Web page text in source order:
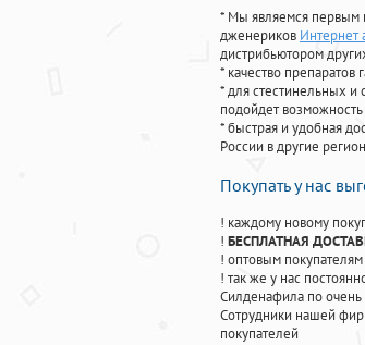
* Мы являемся первым
дженериков Интернет
дистрибьютором
* качество
* для стестинельных и
подойдет
* быстрая и удобная
России в другие
Покупать у нас
! каждому новому
! БЕСПЛАТНАЯ
! оптовым
! так же у нас
Силденафила по
Cотрудники нашей
покупателей